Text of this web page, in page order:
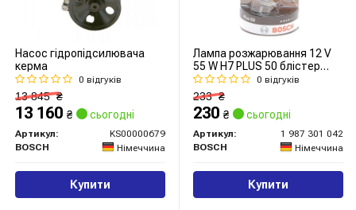
Насос гідропідсилювача
керма
0 відгуків
13 845₴
13 160 ₴ сьогодні
Артикул:
KS00000679
BOSCH
Німеччина
Купити
Лампа розжарювання 12 V
55 W H7 PLUS 50 блістер
(вир-во Bosch)0 відгуків
233₴
230 ₴ сьогодні
Артикул:
1 987 301 042
BOSCH
Німеччина
Купити